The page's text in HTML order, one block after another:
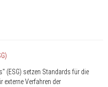
(ESG) setzen Standards für die
externe Verfahren der